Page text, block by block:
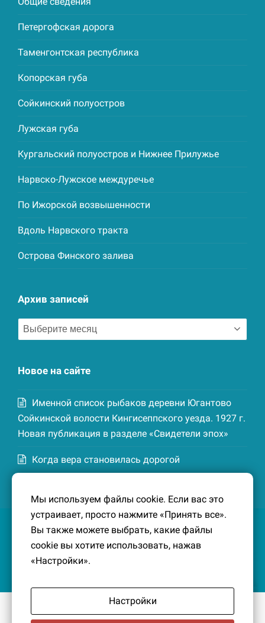
Петергофская дорога
Таменгонтская республика
Копорская губа
Сойкинский полуостров
Лужская губа
Кургальский полуостров и Нижнее Прилужье
Нарвско-Лужское междуречье
По Ижорской возвышенности
Вдоль Нарвского тракта
Острова Финского залива
Архив записей
Архив
записей
Новое на сайте
Именной список рыбаков деревни Югантово
Сойкинской волости Кингисеппского уезда. 1927 г.
Новая публикация в разделе «Свидетели эпох»
Когда вера становилась дорогой
Котельской волости Кингисеппского уезда. 1926-
27 гг. Новая публикация в разделе «Свидетели
эпох»
Мы используем файлы cookie. Если вас это
устраивает, просто нажмите «Принять все».
Вы также можете выбрать, какие файлы
cookie вы хотите использовать, нажав
«Настройки».
Настройки